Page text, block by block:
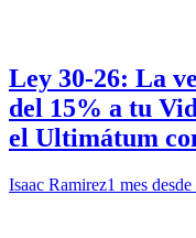
Ley 30-26: La
del 15% a tu
el Ultimátum
Isaac Ramirez1 mes